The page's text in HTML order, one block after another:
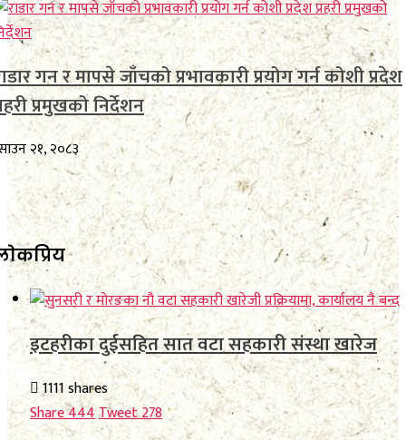
गन र मापसे जाँचको प्रभावकारी प्रयोग गर्न कोशी प्रदेश
प्रमुखको निर्देशन
२१, २०८३
इटहरीका दुईसहित सात वटा सहकारी संस्था खारेज
1111 shares
Share444Tweet278